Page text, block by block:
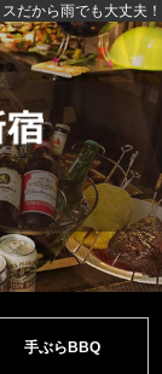
だから雨でも大丈夫！
手ぶらBBQ